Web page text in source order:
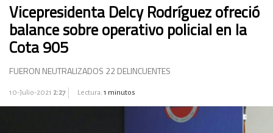
Vicepresidenta Delcy Rodríguez ofreció
balance sobre operativo policial en la
Cota 905
FUERON NEUTRALIZADOS 22 DELINCUENTES
10-Julio-2021 2:27 Lectura: 1 minutos